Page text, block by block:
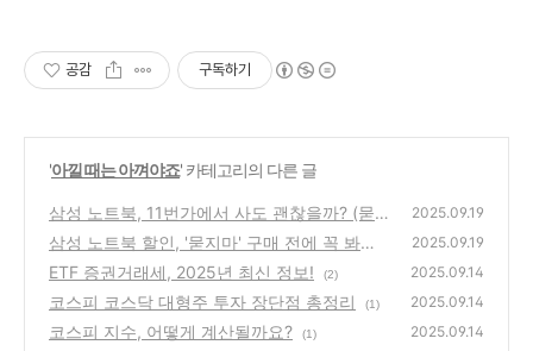
공감 구독하기
'아낄 때는 아껴야죠' 카테고리의 다른 글
삼성 노트북, 11번가에서 사도 괜찮을까? (묻
지마 구매 전에 꼭 봐야 할 3가지)
(0)
2025.09.19
삼성 노트북 할인, '묻지마' 구매 전에 꼭 봐야
할 3가지!
(1)
2025.09.19
ETF 증권거래세, 2025년 최신 정보! (2) 2025.09.14
코스피 코스닥 대형주 투자 장단점 총정리 (1) 2025.09.14
코스피 지수, 어떻게 계산될까요? (1) 2025.09.14